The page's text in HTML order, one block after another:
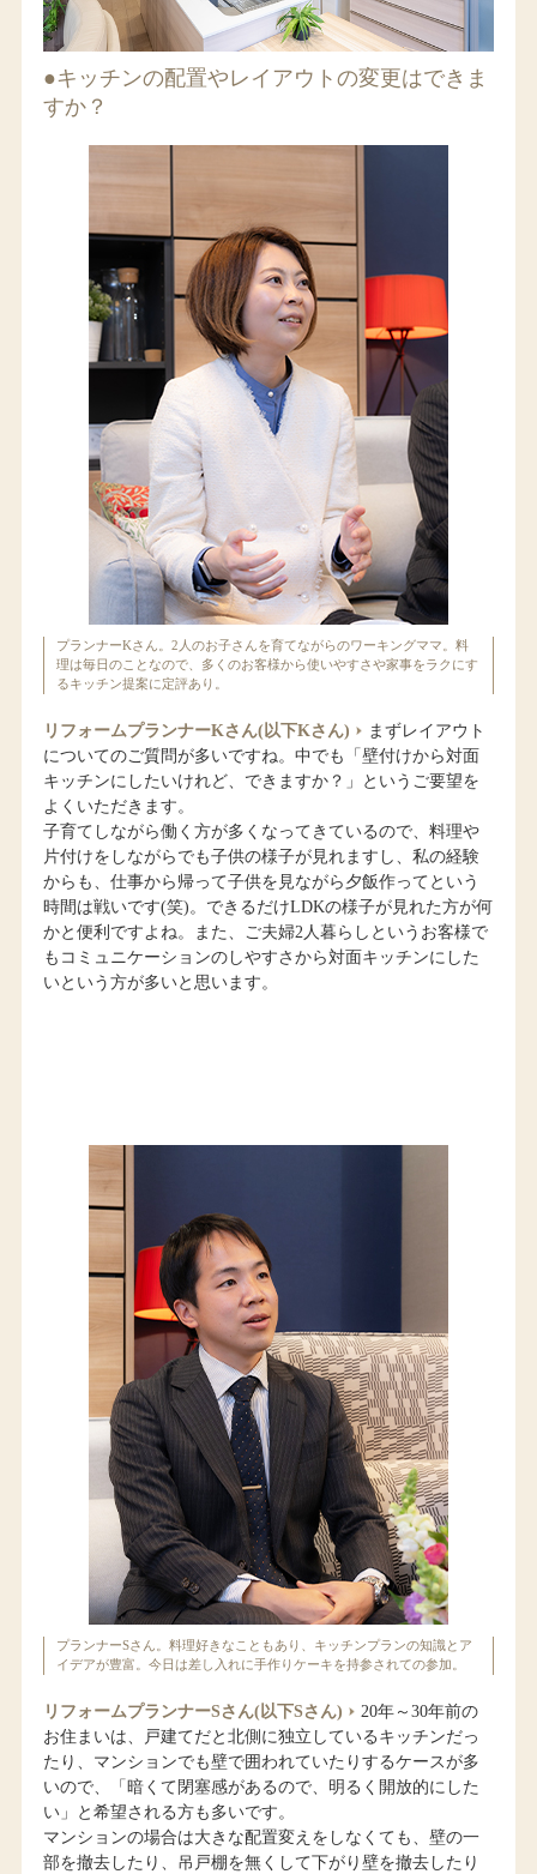
●キッチンの配置やレイアウトの変更はできま
すか？
プランナーKさん。2人のお子さんを育てながらのワーキングママ。料
理は毎日のことなので、多くのお客様から使いやすさや家事をラクにす
るキッチン提案に定評あり。
リフォームプランナーKさん(以下Kさん)
まずレイアウト
についてのご質問が多いですね。中でも「壁付けから対面
キッチンにしたいけれど、できますか？」というご要望を
よくいただきます。
子育てしながら働く方が多くなってきているので、料理や
片付けをしながらでも子供の様子が見れますし、私の経験
からも、仕事から帰って子供を見ながら夕飯作ってという
時間は戦いです(笑)。できるだけLDKの様子が見れた方が何
かと便利ですよね。また、ご夫婦2人暮らしというお客様で
もコミュニケーションのしやすさから対面キッチンにした
いという方が多いと思います。
プランナーSさん。料理好きなこともあり、キッチンプランの知識とア
イデアが豊富。今日は差し入れに手作りケーキを持参されての参加。
リフォームプランナーSさん(以下Sさん)
20年～30年前の
お住まいは、戸建てだと北側に独立しているキッチンだっ
たり、マンションでも壁で囲われていたりするケースが多
いので、「暗くて閉塞感があるので、明るく開放的にした
い」と希望される方も多いです。
マンションの場合は大きな配置変えをしなくても、壁の一
部を撤去したり、吊戸棚を無くして下がり壁を撤去したり